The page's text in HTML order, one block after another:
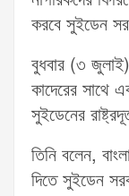
করবে সুইডেন
বুধবার (৩
কাদেরের সাথে
সুইডেনের
তিনি বলেন,
দিতে সুইডেন